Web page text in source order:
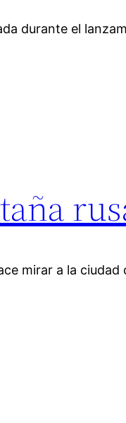
durante el
mirar a la ciudad